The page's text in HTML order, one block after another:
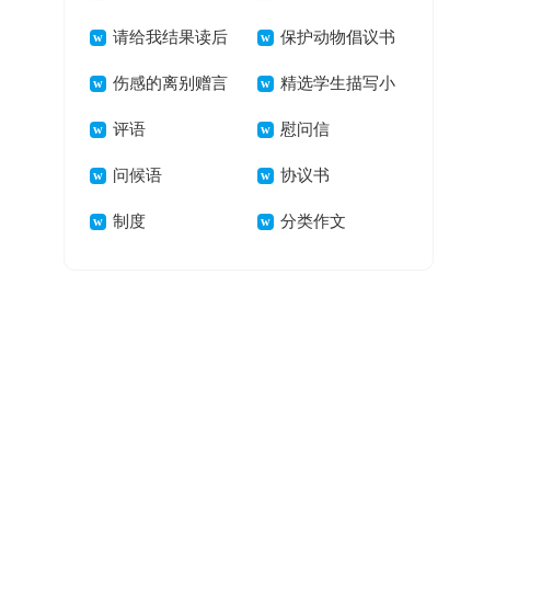
板集锦十篇 文300字（通用10
篇）
请给我结果读后
感
保护动物倡议书
(15篇)
伤感的离别赠言 精选学生描写小
学的作文400字汇总
八篇
评语 慰问信
问候语 协议书
制度 分类作文